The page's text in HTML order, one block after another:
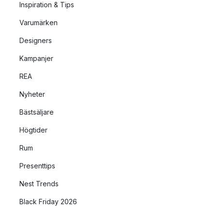
Inspiration & Tips
Varumärken
Designers
Kampanjer
REA
Nyheter
Bästsäljare
Högtider
Rum
Presenttips
Nest Trends
Black Friday 2026